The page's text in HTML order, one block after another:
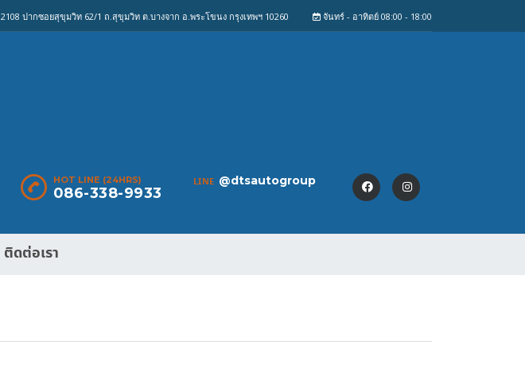
จันทร์ - อาทิตย์ 08:00 - 18:00
2108 ปากซอยสุขุมวิท 62/1 ถ.สุขุมวิท ต.บางจาก อ.พระโขนง กรุงเทพฯ 10260
LINE @dtsautogroup
HOT LINE (24HRS)
086-338-9933
ติดต่อเรา